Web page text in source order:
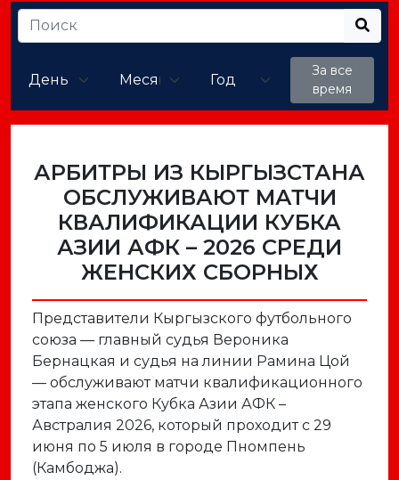
За все
время
АРБИТРЫ ИЗ КЫРГЫЗСТАНА
ОБСЛУЖИВАЮТ МАТЧИ
КВАЛИФИКАЦИИ КУБКА
АЗИИ АФК – 2026 СРЕДИ
ЖЕНСКИХ СБОРНЫХ
Представители Кыргызского футбольного
союза — главный судья Вероника
Бернацкая и судья на линии Рамина Цой
— обслуживают матчи квалификационного
этапа женского Кубка Азии АФК –
Австралия 2026, который проходит с 29
июня по 5 июля в городе Пномпень
(Камбоджа).